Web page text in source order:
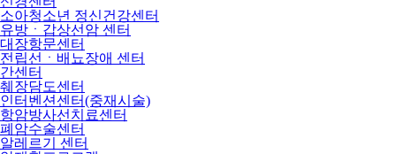
소아청소년 정신건강센터
유방ㆍ갑상선암 센터
대장항문센터
전립선ㆍ배뇨장애 센터
간센터
췌장담도센터
인터벤션센터(중재시술)
항암방사선치료센터
폐암수술센터
알레르기 센터